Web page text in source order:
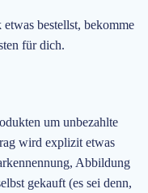
bestellst, bekomme
für dich.
um unbezahlte
wird explizit etwas
Abbildung
gekauft (es sei denn,